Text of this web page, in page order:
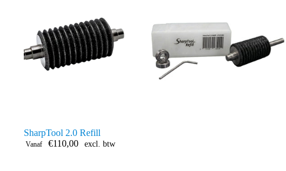
SharpTool 2.0 Refill
Vanaf €110,00 excl. btw